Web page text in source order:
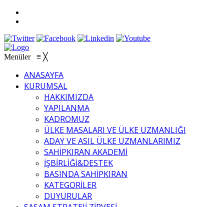
Menüler ≡ ╳
ANASAYFA
KURUMSAL
HAKKIMIZDA
YAPILANMA
KADROMUZ
ÜLKE MASALARI VE ÜLKE UZMANLIĞI
ADAY VE ASIL ÜLKE UZMANLARIMIZ
SAHİPKIRAN AKADEMİ
İŞBİRLİĞİ&DESTEK
BASINDA SAHİPKIRAN
KATEGORİLER
DUYURULAR